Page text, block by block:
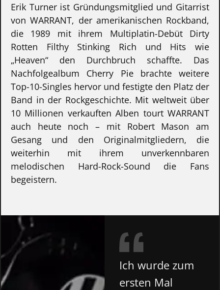
Erik Turner ist Gründungsmitglied und Gitarrist
von WARRANT, der amerikanischen Rockband,
die 1989 mit ihrem Multiplatin-Debüt Dirty
Rotten Filthy Stinking Rich und Hits wie
„Heaven“ den Durchbruch schaffte. Das
Nachfolgealbum Cherry Pie brachte weitere
Top-10-Singles hervor und festigte den Platz der
Band in der Rockgeschichte. Mit weltweit über
10 Millionen verkauften Alben tourt WARRANT
auch heute noch – mit Robert Mason am
Gesang und den Originalmitgliedern, die
weiterhin mit ihrem unverkennbaren
melodischen Hard-Rock-Sound die Fans
begeistern.
Ich wurde zum
ersten Mal